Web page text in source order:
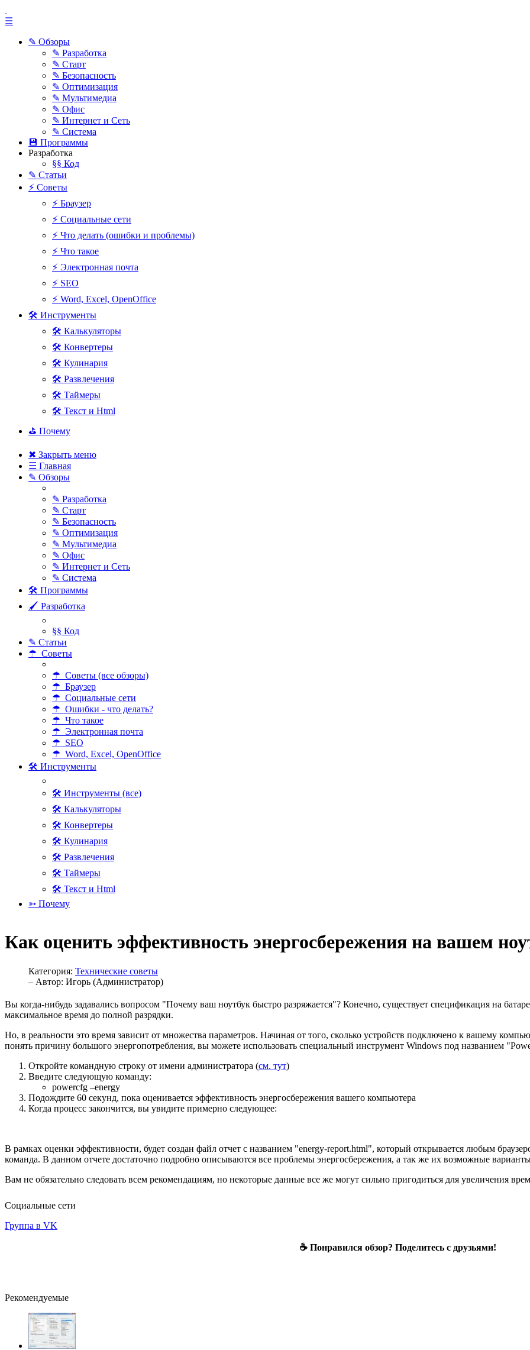
☰
✎ Обзоры
✎ Разработка
✎ Старт
✎ Безопасность
✎ Оптимизация
✎ Мультимедиа
✎ Офис
✎ Интернет и Сеть
✎ Система
💾 Программы
Разработка
§§ Код
✎ Статьи
⚡ Советы
⚡ Браузер
⚡ Социальные сети
⚡ Что делать (ошибки и проблемы)
⚡ Что такое
⚡ Электронная почта
⚡ SEO
⚡ Word, Excel, OpenOffice
🛠 Инструменты
🛠 Калькуляторы
🛠 Конвертеры
🛠 Кулинария
🛠 Развлечения
🛠 Таймеры
🛠 Текст и Html
⛳ Почему
✖ Закрыть меню
☰ Главная
✎ Обзоры
✎ Разработка
✎ Старт
✎ Безопасность
✎ Оптимизация
✎ Мультимедиа
✎ Офис
✎ Интернет и Сеть
✎ Система
🛠 Программы
🖌 Разработка
§§ Код
✎ Статьи
☂ Советы
☂ Советы (все обзоры)
☂ Браузер
☂ Социальные сети
☂ Ошибки - что делать?
☂ Что такое
☂ Электронная почта
☂ SEO
☂ Word, Excel, OpenOffice
🛠 Инструменты
🛠 Инструменты (все)
🛠 Калькуляторы
🛠 Конвертеры
🛠 Кулинария
🛠 Развлечения
🛠 Таймеры
🛠 Текст и Html
➳ Почему
Как оценить эффективность энергосбережения на вашем
Категория: Технические советы
– Автор: Игорь (Администратор)
Вы когда-нибудь задавались вопросом "Почему ваш ноутбук быстро разряжается"? Конечно, существует спецификация на
максимальное время до полной разрядки.
Но, в реальности это время зависит от множества параметров. Начиная от того, сколько устройств подключено к вашему
понять причину большого энергопотребления, вы можете использовать специальный инструмент Windows под названием
Откройте командную строку от имени администратора (см. тут)
Введите следующую команду:
powercfg –energy
Подождите 60 секунд, пока оценивается эффективность энергосбережения вашего компьютера
Когда процесс закончится, вы увидите примерно следующее:
В рамках оценки эффективности, будет создан файл отчет с названием "energy-report.html", который открывается любым
команда. В данном отчете достаточно подробно описываются все проблемы энергосбережения, а так же их возможные
Вам не обязательно следовать всем рекомендациям, но некоторые данные все же могут сильно пригодиться для увеличения
Социальные сети
Группа в VK
☕ Понравился обзор? Поделитесь с друзьями!
Рекомендуемые